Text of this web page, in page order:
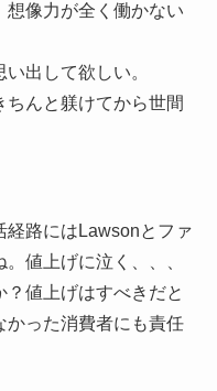
想像力が全く働かない
出して欲しい。
んと躾けてから世間
経路にはLawsonとファ
値上げに泣く、、、
値上げはすべきだと
かった消費者にも責任